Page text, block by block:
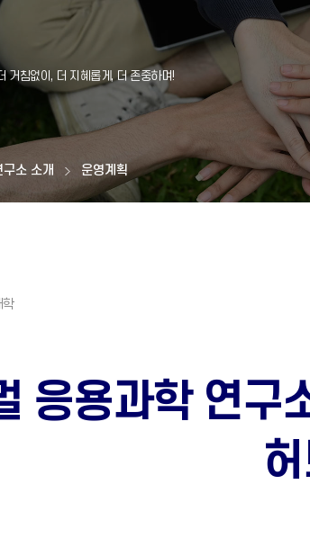
구소 소개 운영계획
응용과학 연구